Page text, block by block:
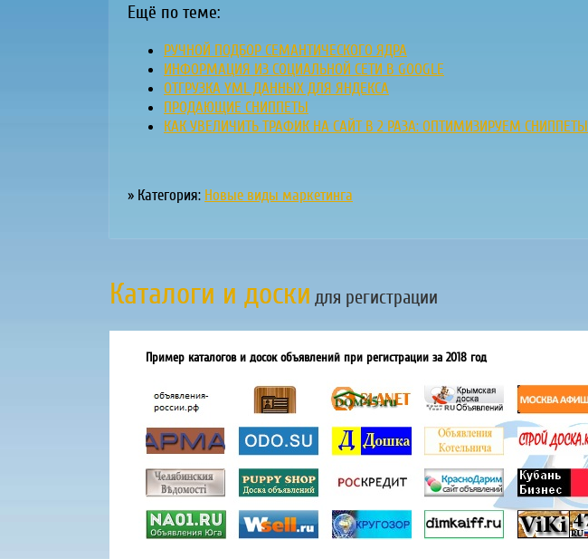
Ещё по теме:
РУЧНОЙ ПОДБОР СЕМАНТИЧЕСКОГО ЯДРА
ИНФОРМАЦИЯ ИЗ СОЦИАЛЬНОЙ СЕТИ В GOOGLE
ОТГРУЗКА YML ДАННЫХ ДЛЯ ЯНДЕКСА
ПРОДАЮЩИЕ СНИППЕТЫ
КАК УВЕЛИЧИТЬ ТРАФИК НА САЙТ В 2 РАЗА: ОПТИМИЗИРУЕМ СНИППЕТЫ
» Категория: Новые виды маркетинга
Каталоги и доски для регистрации
Пример каталогов и досок объявлений при регистрации за 2018 год